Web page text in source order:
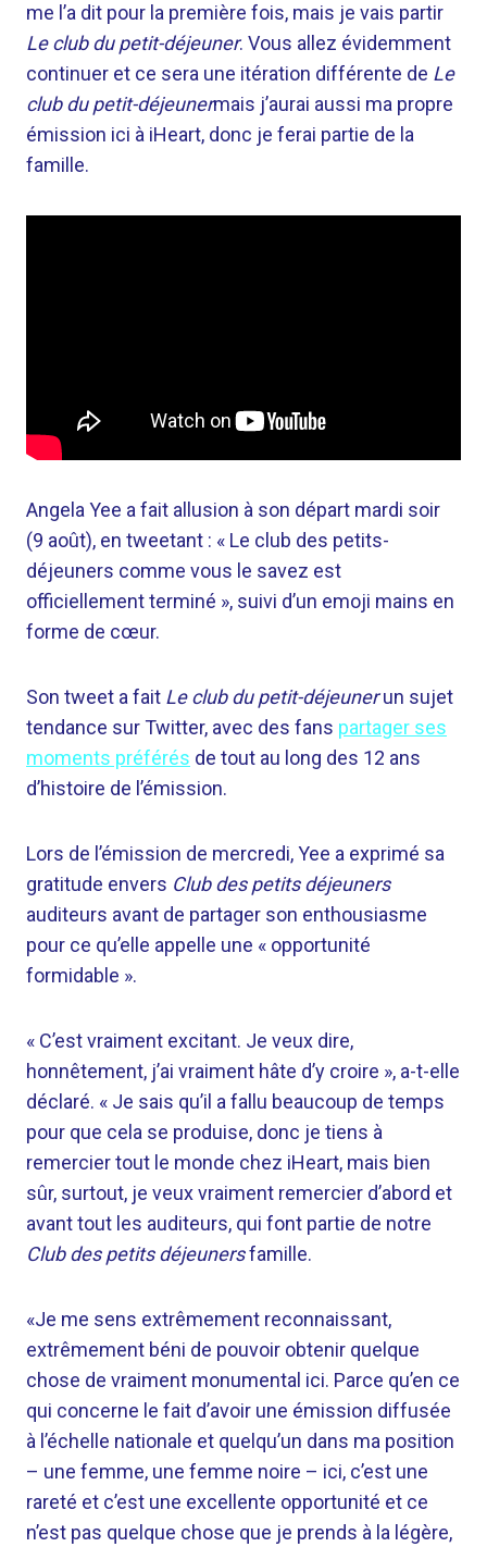
me l’a dit pour la première fois, mais je vais partir
Le club du petit-déjeuner. Vous allez évidemment
continuer et ce sera une itération différente de Le
club du petit-déjeunermais j’aurai aussi ma propre
émission ici à iHeart, donc je ferai partie de la
famille.
Angela Yee a fait allusion à son départ mardi soir
(9 août), en tweetant : « Le club des petits-
déjeuners comme vous le savez est
officiellement terminé », suivi d’un emoji mains en
forme de cœur.
Son tweet a fait Le club du petit-déjeunerun sujet
tendance sur Twitter, avec des fans partager ses
moments préférés de tout au long des 12 ans
d’histoire de l’émission.
Lors de l’émission de mercredi, Yee a exprimé sa
gratitude envers Club des petits déjeuners
auditeurs avant de partager son enthousiasme
pour ce qu’elle appelle une « opportunité
formidable ».
« C’est vraiment excitant. Je veux dire,
honnêtement, j’ai vraiment hâte d’y croire », a-t-elle
déclaré. « Je sais qu’il a fallu beaucoup de temps
pour que cela se produise, donc je tiens à
remercier tout le monde chez iHeart, mais bien
sûr, surtout, je veux vraiment remercier d’abord et
avant tout les auditeurs, qui font partie de notre
Club des petits déjeunersfamille.
«Je me sens extrêmement reconnaissant,
extrêmement béni de pouvoir obtenir quelque
chose de vraiment monumental ici. Parce qu’en ce
qui concerne le fait d’avoir une émission diffusée
à l’échelle nationale et quelqu’un dans ma position
– une femme, une femme noire – ici, c’est une
rareté et c’est une excellente opportunité et ce
n’est pas quelque chose que je prends à la légère,